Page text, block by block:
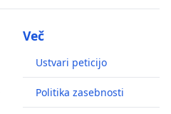
Več
Ustvari peticijo
Politika zasebnosti